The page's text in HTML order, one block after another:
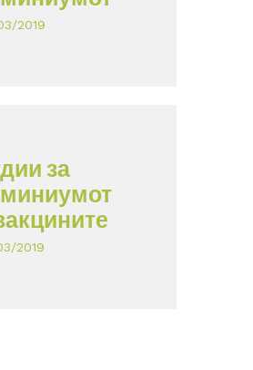
2019
за
2019